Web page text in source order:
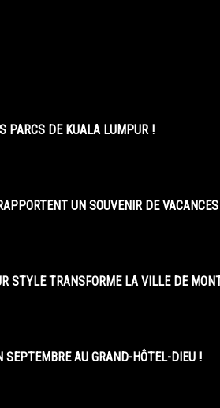
PARCS DE KUALA LUMPUR !
UN SOUVENIR DE
STYLE TRANSFORME LA VILLE DE
SEPTEMBRE AU GRAND-HÔTEL-DIEU !